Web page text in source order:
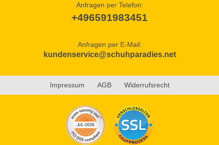
Anfragen per Telefon:
+496591983451
Anfragen per E-Mail:
kundenservice@schuhparadies.net
Impressum AGB Widerrufsrecht